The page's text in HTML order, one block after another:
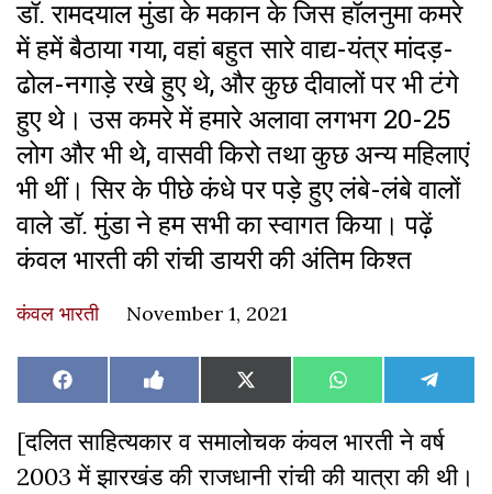
डॉ. रामदयाल मुंडा के मकान के जिस हॉलनुमा कमरे
में हमें बैठाया गया, वहां बहुत सारे वाद्य-यंत्र मांदड़-
ढोल-नगाड़े रखे हुए थे, और कुछ दीवालों पर भी टंगे
हुए थे। उस कमरे में हमारे अलावा लगभग 20-25
लोग और भी थे, वासवी किरो तथा कुछ अन्य महिलाएं
भी थीं। सिर के पीछे कंधे पर पड़े हुए लंबे-लंबे वालों
वाले डॉ. मुंडा ने हम सभी का स्वागत किया। पढ़ें
कंवल भारती की रांची डायरी की अंतिम किश्त
कंवल भारती November 1, 2021
Share
on
Facebook Share
on
Like
on
Share
on
X
(Twitter)
Share
on
WhatsAppShare
on
[दलित साहित्यकार व समालोचक कंवल भारती ने वर्ष
2003 में झारखंड की राजधानी रांची की यात्रा की थी।